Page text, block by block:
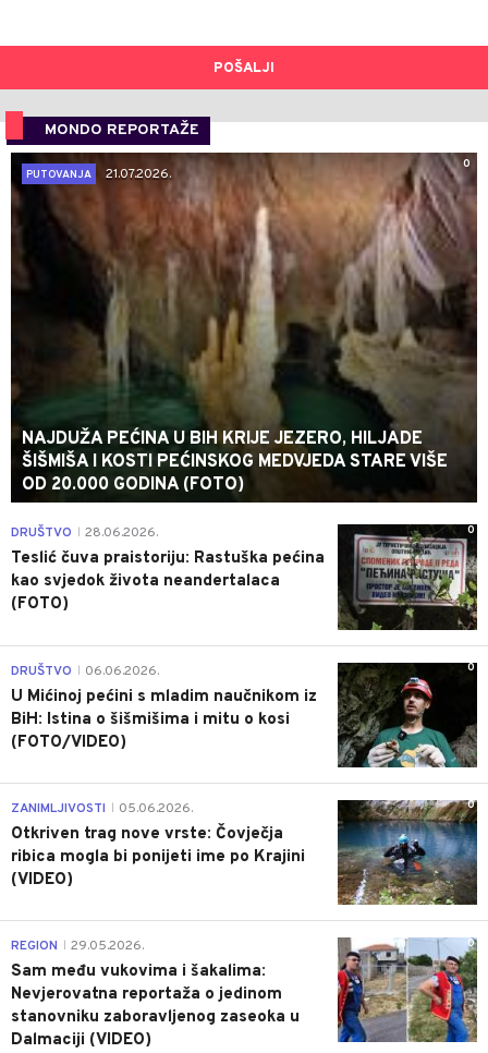
POŠALJI
MONDO REPORTAŽE
0
PUTOVANJA
21.07.2026.
NAJDUŽA PEĆINA U BIH KRIJE JEZERO, HILJADE
ŠIŠMIŠA I KOSTI PEĆINSKOG MEDVJEDA STARE VIŠE
OD 20.000 GODINA (FOTO)
0
DRUŠTVO 28.06.2026.
Teslić čuva praistoriju: Rastuška pećina
kao svjedok života neandertalaca
(FOTO)
0
DRUŠTVO 06.06.2026.
U Mićinoj pećini s mladim naučnikom iz
BiH: Istina o šišmišima i mitu o kosi
(FOTO/VIDEO)
0
ZANIMLJIVOSTI 05.06.2026.
Otkriven trag nove vrste: Čovječja
ribica mogla bi ponijeti ime po Krajini
(VIDEO)
0
REGION 29.05.2026.
Sam među vukovima i šakalima:
Nevjerovatna reportaža o jedinom
stanovniku zaboravljenog zaseoka u
Dalmaciji (VIDEO)